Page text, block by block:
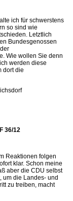
ich für schwerstens
so sind wie
Letztlich
Bundesgenossen
Wie wollen Sie denn
werden diese
dort die
36/12
Reaktionen folgen
klar. Schon meine
aber die CDU selbst
um die Landes- und
zu treiben, macht